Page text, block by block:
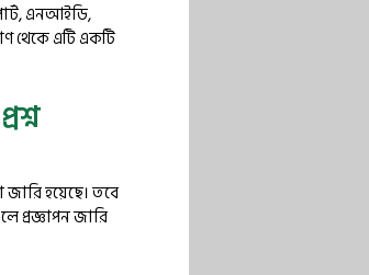
এনআইডি,
থেকে এটি একটি
হয়েছে। তবে
প্রজ্ঞাপন জারি